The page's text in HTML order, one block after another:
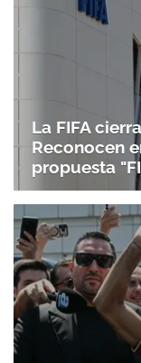
La FIFA
Reconocen
propuesta